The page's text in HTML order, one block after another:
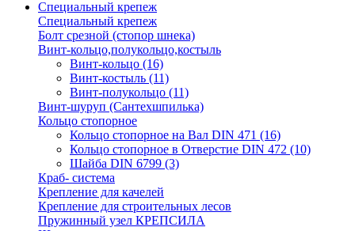
Специальный крепеж
Специальный крепеж
Болт срезной (стопор шнека)
Винт-кольцо,полукольцо,костыль
Винт-кольцо (16)
Винт-костыль (11)
Винт-полукольцо (11)
Винт-шуруп (Сантехшпилька)
Кольцо стопорное
Кольцо cтопорное на Вал DIN 471 (16)
Кольцо стопорное в Отверстие DIN 472 (10)
Шайба DIN 6799 (3)
Краб- система
Крепление для качелей
Крепление для строительных лесов
Пружинный узел КРЕПСИЛА